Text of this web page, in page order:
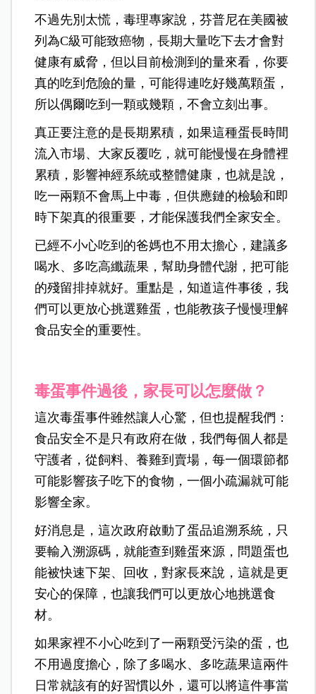
不過先別太慌，毒理專家說，芬普尼在美國被
列為C級可能致癌物，長期大量吃下去才會對
健康有威脅，但以目前檢測到的量來看，你要
真的吃到危險的量，可能得連吃好幾萬顆蛋，
所以偶爾吃到一顆或幾顆，不會立刻出事。
真正要注意的是長期累積，如果這種蛋長時間
流入市場、大家反覆吃，就可能慢慢在身體裡
累積，影響神經系統或整體健康，也就是說，
吃一兩顆不會馬上中毒，但供應鏈的檢驗和即
時下架真的很重要，才能保護我們全家安全。
已經不小心吃到的爸媽也不用太擔心，建議多
喝水、多吃高纖蔬果，幫助身體代謝，把可能
的殘留排掉就好。重點是，知道這件事後，我
們可以更放心挑選雞蛋，也能教孩子慢慢理解
食品安全的重要性。
毒蛋事件過後，家長可以怎麼做？
這次毒蛋事件雖然讓人心驚，但也提醒我們：
食品安全不是只有政府在做，我們每個人都是
守護者，從飼料、養雞到賣場，每一個環節都
可能影響孩子吃下的食物，一個小疏漏就可能
影響全家。
好消息是，這次政府啟動了蛋品追溯系統，只
要輸入溯源碼，就能查到雞蛋來源，問題蛋也
能被快速下架、回收，對家長來說，這就是更
安心的保障，也讓我們可以更放心地挑選食
材。
如果家裡不小心吃到了一兩顆受污染的蛋，也
不用過度擔心，除了多喝水、多吃蔬果這兩件
日常就該有的好習慣以外，還可以將這件事當